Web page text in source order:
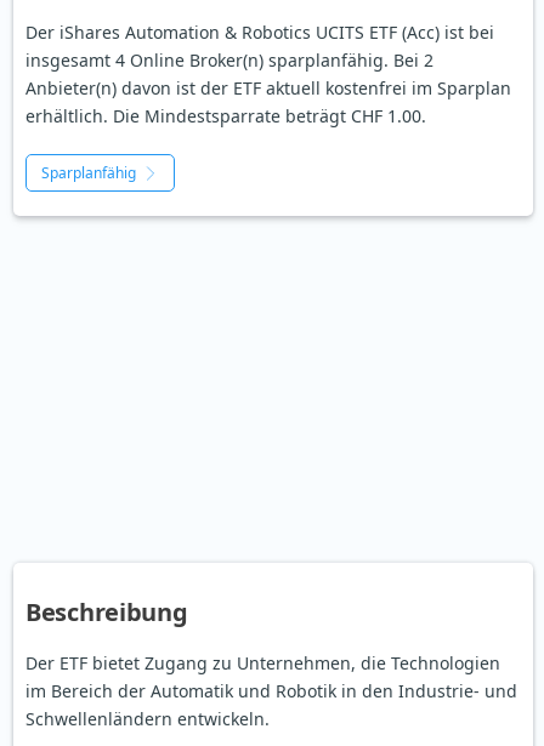
Der iShares Automation & Robotics UCITS ETF (Acc) ist bei
insgesamt 4 Online Broker(n) sparplanfähig. Bei 2
Anbieter(n) davon ist der ETF aktuell kostenfrei im Sparplan
erhältlich. Die Mindestsparrate beträgt CHF 1.00.
Sparplanfähig
Beschreibung
Der ETF bietet Zugang zu Unternehmen, die Technologien
im Bereich der Automatik und Robotik in den Industrie- und
Schwellenländern entwickeln.